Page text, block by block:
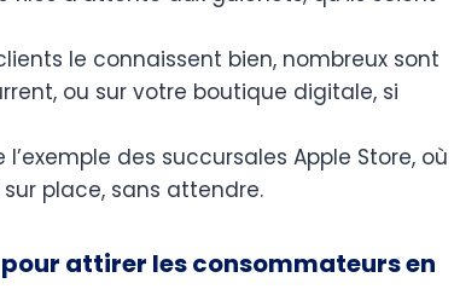
le connaissent bien, nombreux sont
ou sur votre boutique digitale, si
des succursales Apple Store, où
place, sans attendre.
attirer les consommateurs en